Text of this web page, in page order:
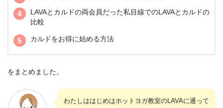
LAVAとカルドの両会員だった私目線でのLAVAとカルドの
比較
カルドをお得に始める方法
をまとめました。
わたしははじめはホットヨガ教室のLAVAに通って